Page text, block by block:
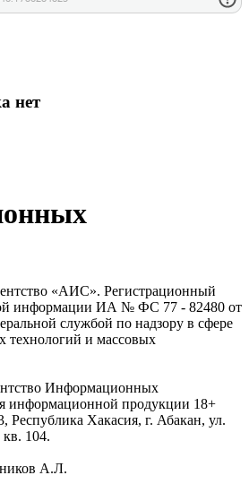
нет
«АИС». Регистрационный
информации ИА № ФС 77 - 82480 от
службой по надзору в сфере
технологий и массовых
Информационных
информационной продукции 18+
Республика Хакасия, г. Абакан, ул.
104.
А.Л.